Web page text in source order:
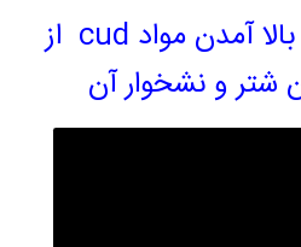
ویدیو کامل نحوه بالا آمدن مواد cud از
شتر و نشخوار آن